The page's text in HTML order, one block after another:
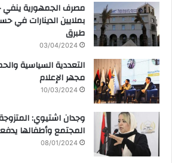
مصرف الجمهورية ينفي
بملايين الدينارات في
طبرق
03/04/2024
التعددية السياسية
مجهر الإعلام
10/03/2024
وجدان اشتيوي:
المجتمع وأطفالها
08/01/2024